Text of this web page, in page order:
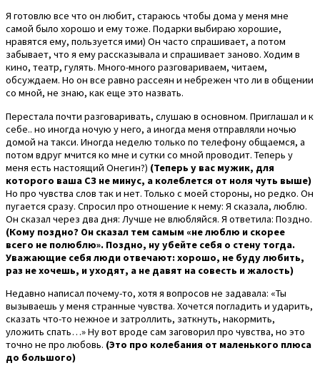
Я готовлю все что он любит, стараюсь чтобы дома у меня мне
самой было хорошо и ему тоже. Подарки выбираю хорошие,
нравятся ему, пользуется ими) Он часто спрашивает, а потом
забывает, что я ему рассказывала и спрашивает заново. Ходим в
кино, театр, гулять. Много-много разговариваем, читаем,
обсуждаем. Но он все равно рассеян и небрежен что ли в общении
со мной, не знаю, как еще это назвать.
Перестала почти разговаривать, слушаю в основном. Приглашал и к
себе.. но иногда ночую у него, а иногда меня отправляли ночью
домой на такси. Иногда неделю только по телефону общаемся, а
потом вдруг мчится ко мне и сутки со мной проводит. Теперь у
меня есть настоящий Онегин?) (Теперь у вас мужик, для
которого ваша СЗ не минус, а колеблется от ноля чуть выше)
Но про чувства слов так и нет. Только с моей стороны, но редко. Он
пугается сразу. Спросил про отношение к нему: Я сказала, люблю.
Он сказал через два дня: Лучше не влюбляйся. Я ответила: Поздно.
(Кому поздно? Он сказал тем самым «не люблю и скорее
всего не полюблю». Поздно, ну убейте себя о стену тогда.
Уважающие себя люди отвечают: хорошо, не буду любить,
раз не хочешь, и уходят, а не давят на совесть и жалость)
Недавно написал почему-то, хотя я вопросов не задавала: «Ты
вызываешь у меня странные чувства. Хочется погладить и ударить,
сказать что-то нежное и затроллить, заткнуть, накормить,
уложить спать…» Ну вот вроде сам заговорил про чувства, но это
точно не про любовь. (Это про колебания от маленького плюса
до большого)